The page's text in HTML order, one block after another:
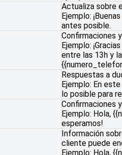
Actualiza sobre
Ejemplo:
antes posible.
Confirmaciones
Ejemplo:
entre las 13h y
Respuestas a
Ejemplo: En
lo posible para
Confirmaciones
Ejemplo: Hola,
esperamos!
Información
cliente puede
Ejemplo: Hola,